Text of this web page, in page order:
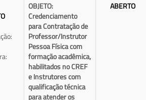
OBJETO:
Credenciamento
para Contratação de
Professor/Instrutor
Pessoa Física com
formação acadêmica,
habilitados no CREF
e Instrutores com
qualificação técnica
para atender os
ABERTO